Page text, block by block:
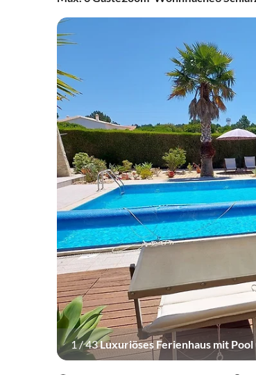
1/43Luxuriöses Ferienhaus mit